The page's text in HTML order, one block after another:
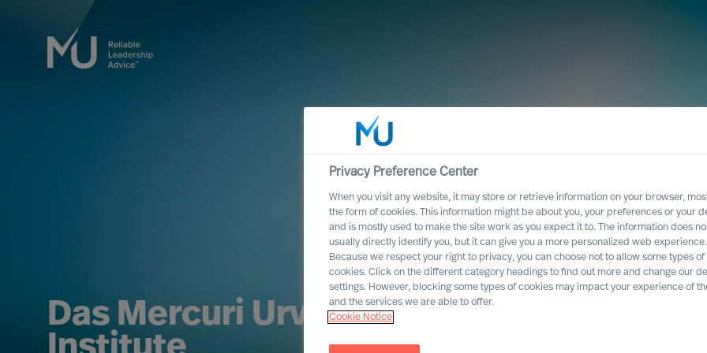
Das Mercuri Urval Research
Privacy Preference Center
When you visit any website, it may store or retrieve information on your browser,
the form of cookies. This information might be about you, your preferences or your
and is mostly used to make the site work as you expect it to. The information does
usually directly identify you, but it can give you a more personalized web experience.
Because we respect your right to privacy, you can choose not to allow some types of
cookies. Click on the different category headings to find out more and change our
settings. However, blocking some types of cookies may impact your experience of
and the services we are able to offer.
Cookie Notice